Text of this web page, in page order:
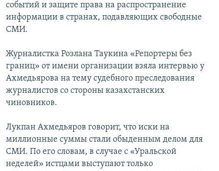
событий и защите права на распространение
информации в странах, подавляющих свободные
СМИ.
Журналистка Розлана Таукина «Репортеры без
границ» от имени организации взяла интервью у
Ахмедьярова на тему судебного преследования
журналистов со стороны казахстанских
чиновников.
Лукпан Ахмедьяров говорит, что иски на
миллионные суммы стали обыденным делом для
СМИ. По его словам, в случае с «Уральской
неделей» истцами выступают только